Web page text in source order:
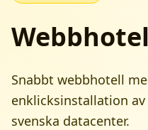
Snabbt webbhotell
enklicksinstallation
svenska datacenter.